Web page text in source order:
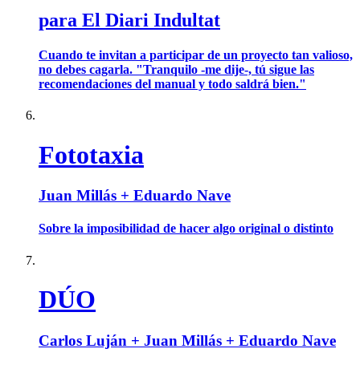
para El Diari Indultat
Cuando te invitan a participar de un proyecto tan valioso,
no debes cagarla. "Tranquilo -me dije-, tú sigue las
recomendaciones del manual y todo saldrá bien."
Fototaxia
Juan Millás + Eduardo Nave
Sobre la imposibilidad de hacer algo original o distinto
DÚO
Carlos Luján + Juan Millás + Eduardo Nave